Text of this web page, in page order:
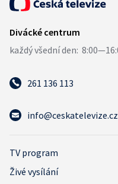
261 136 113
info@ceskatelevize.cz
TV program
Živé vysílání